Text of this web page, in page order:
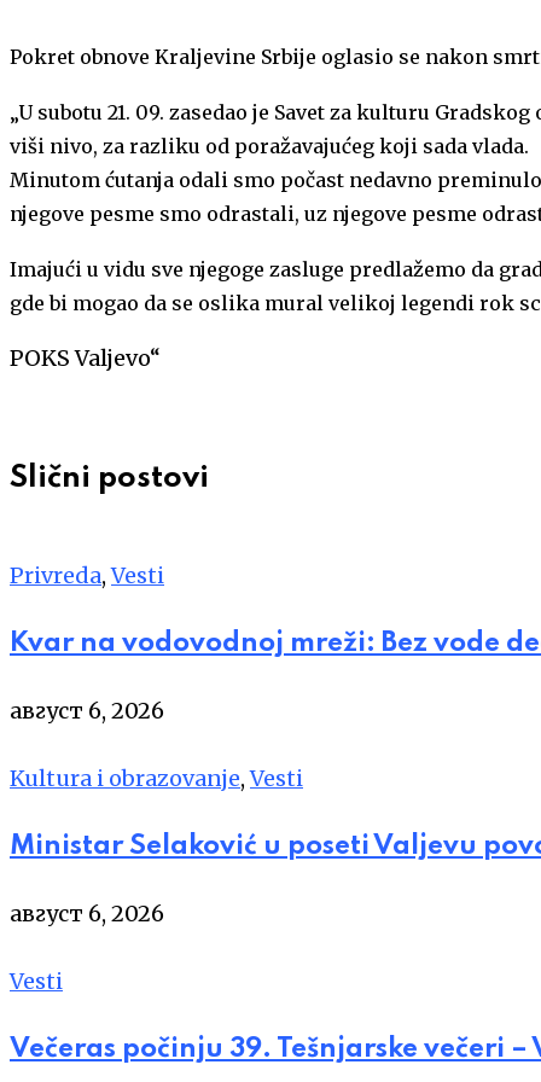
Pokret obnove Kraljevine Srbije oglasio se nakon
„U subotu 21. 09. zasedao je Savet za kulturu
viši nivo, za razliku od poražavajućeg koji sada vlada.
Minutom ćutanja odali smo počast nedavno
njegove pesme smo odrastali, uz njegove pesme
Imajući u vidu sve njegoge zasluge predlažemo da
gde bi mogao da se oslika mural velikoj legendi rok
POKS Valjevo“
Slični postovi
Privreda,Vesti
Kvar na vodovodnoj mreži: Bez vode
август 6, 2026
Kultura i obrazovanje,Vesti
Ministar Selaković u poseti Valjevu
август 6, 2026
Vesti
Večeras počinju 39. Tešnjarske večeri